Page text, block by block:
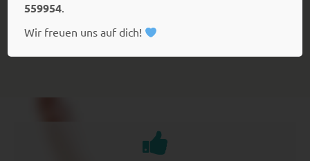
mehr erfahren
559954.
Wir freuen uns auf dich!